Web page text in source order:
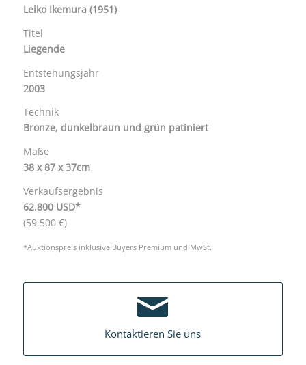
Leiko Ikemura (1951)
Titel
Liegende
Entstehungsjahr
2003
Technik
Bronze, dunkelbraun und grün patiniert
Maße
38 x 87 x 37cm
Verkaufsergebnis
62.800 USD*
(59.500 €)
*Auktionspreis inklusive Buyers Premium und MwSt.
Kontaktieren Sie uns